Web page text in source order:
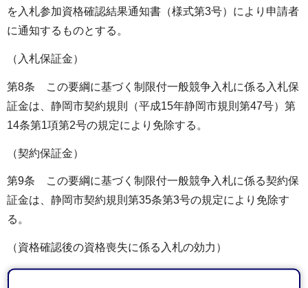
を入札参加資格確認結果通知書（様式第3号）により申請者
に通知するものとする。
（入札保証金）
第8条 この要綱に基づく制限付一般競争入札に係る入札保
証金は、静岡市契約規則（平成15年静岡市規則第47号）第
14条第1項第2号の規定により免除する。
（契約保証金）
第9条 この要綱に基づく制限付一般競争入札に係る契約保
証金は、静岡市契約規則第35条第3号の規定により免除す
る。
（資格確認後の資格喪失に係る入札の効力）
第10条 第7条の規定により第4条の資格を有すると認定さ